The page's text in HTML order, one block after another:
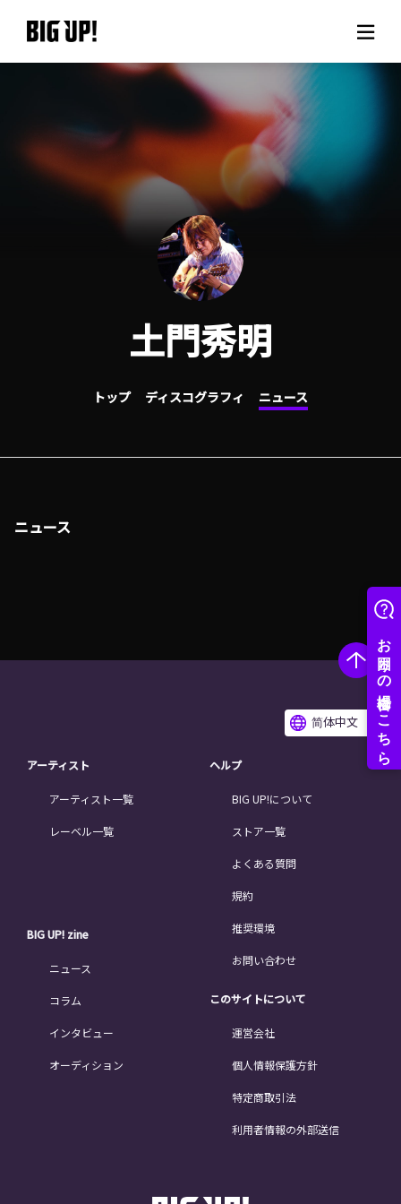
BIG UP!について
ニュース
料金プラン
サポート
ご利用の流れ
よくある質問
土門秀明
トップ ディスコグラフィ ニュース
ニュース
简体中文
アーティスト
アーティスト一覧
レーベル一覧
BIG UP! zine
ニュース
コラム
インタビュー
オーディション
ヘルプ
BIG UP!について
ストア一覧
よくある質問
規約
推奨環境
お問い合わせ
このサイトについて
運営会社
個人情報保護方針
特定商取引法
利用者情報の外部送信